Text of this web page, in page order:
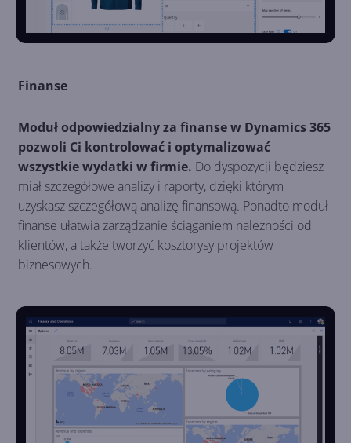
Finanse
Moduł odpowiedzialny za finanse w Dynamics 365
pozwoli Ci kontrolować i optymalizować
wszystkie wydatki w firmie. Do dyspozycji będziesz
miał szczegółowe analizy i raporty, dzięki którym
uzyskasz szczegółową analizę finansową. Ponadto moduł
finanse ułatwia zarządzanie ściąganiem należności od
klientów, a także tworzyć kosztorysy projektów
biznesowych.